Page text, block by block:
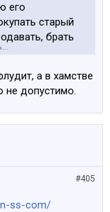
его
старый
брать
то
а в хамстве
не допустимо.
#405
ss-com/